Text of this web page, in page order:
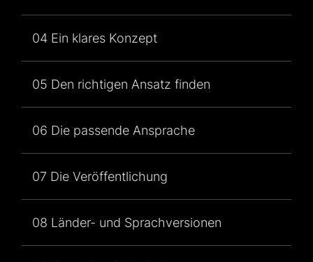
04 Ein klares Konzept
05 Den richtigen Ansatz finden
06 Die passende Ansprache
07 Die Veröffentlichung
08 Länder- und Sprachversionen